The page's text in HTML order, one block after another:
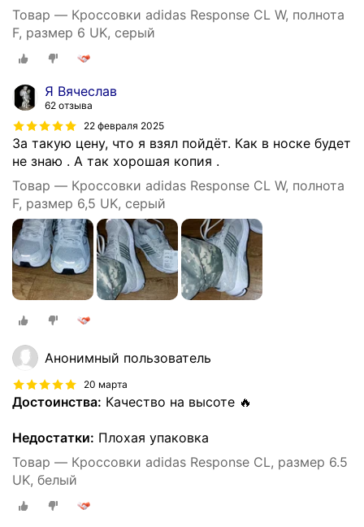
Товар — Кроссовки adidas Response CL W, полнота
F, размер 6 UK, серый
Я Вячеслав
62 отзыва
22 февраля 2025
За такую цену, что я взял пойдёт. Как в носке будет
не знаю . А так хорошая копия .
Товар — Кроссовки adidas Response CL W, полнота
F, размер 6,5 UK, серый
Анонимный пользователь
20 марта
Достоинства: Качество на высоте 🔥
Недостатки: Плохая упаковка
Товар — Кроссовки adidas Response CL, размер 6.5
UK, белый